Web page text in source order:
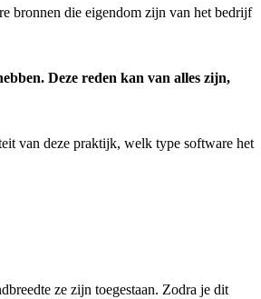
bronnen die eigendom zijn van het bedrijf
Deze reden kan van alles zijn,
van deze praktijk, welk type software het
ze zijn toegestaan. Zodra je dit